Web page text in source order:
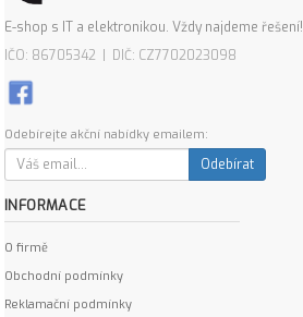
E-shop s IT a elektronikou. Vždy najdeme řešení!
IČO: 86705342 | DIČ: CZ7702023098
Odebírejte akční nabídky emailem:
Odebírat
INFORMACE
O firmě
Obchodní podmínky
Reklamační podmínky